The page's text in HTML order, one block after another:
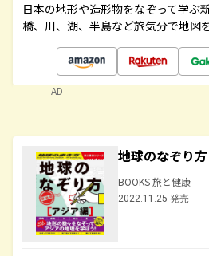
日本の地形や造形物をなぞって学ぶ
橋、川、湖、半島など旅気分で地図
AD
地球のなぞり
BOOKS 旅と健康
2022.11.25 発売